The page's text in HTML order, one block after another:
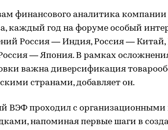
финансового аналитика компании
каждый год на форуме особый
Россия — Индия, Россия — Китай,
— Япония. В рамках
важна диверсификация
странами, добавляет он.
ВЭФ проходил с организационными
напоминая первые шаги в